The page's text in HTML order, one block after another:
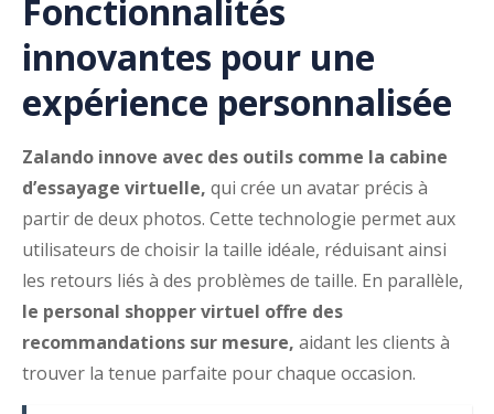
Fonctionnalités
innovantes pour une
expérience personnalisée
Zalando innove avec des outils comme la cabine
d’essayage virtuelle, qui crée un avatar précis à
partir de deux photos. Cette technologie permet aux
utilisateurs de choisir la taille idéale, réduisant ainsi
les retours liés à des problèmes de taille. En parallèle,
le personal shopper virtuel offre des
recommandations sur mesure, aidant les clients à
trouver la tenue parfaite pour chaque occasion.